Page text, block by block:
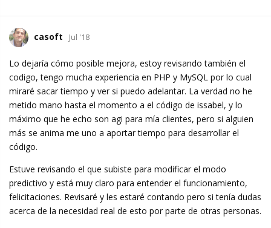
casoft Jul '18
Lo dejaría cómo posible mejora, estoy revisando también el
codigo, tengo mucha experiencia en PHP y MySQL por lo cual
miraré sacar tiempo y ver si puedo adelantar. La verdad no he
metido mano hasta el momento a el código de issabel, y lo
máximo que he echo son agi para mía clientes, pero si alguien
más se anima me uno a aportar tiempo para desarrollar el
código.
Estuve revisando el que subiste para modificar el modo
predictivo y está muy claro para entender el funcionamiento,
felicitaciones. Revisaré y les estaré contando pero si tenía dudas
acerca de la necesidad real de esto por parte de otras personas.